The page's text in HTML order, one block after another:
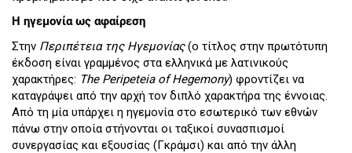
Η ηγεμονία ως αφαίρεση
Στην Περιπέτεια της Ηγεμονίας(ο τίτλος στην πρωτότυπη
έκδοση είναι γραμμένος στα ελληνικά με λατινικούς
χαρακτήρες: The Peripeteia ofHegemony) φροντίζει να
καταγράψει από την αρχή τον διπλό χαρακτήρα της έννοιας.
Από τη μία υπάρχει η ηγεμονία στο εσωτερικό των εθνών
πάνω στην οποία στήνονται οι ταξικοί συνασπισμοί
συνεργασίας και εξουσίας (Γκράμσι) και από την άλλη